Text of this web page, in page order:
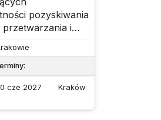
pozyskiwania
i
BSL w
prac
:
cze 2027 Kraków